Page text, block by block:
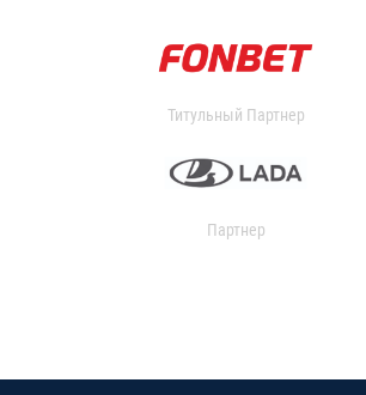
Титульный Партнер
Партнер